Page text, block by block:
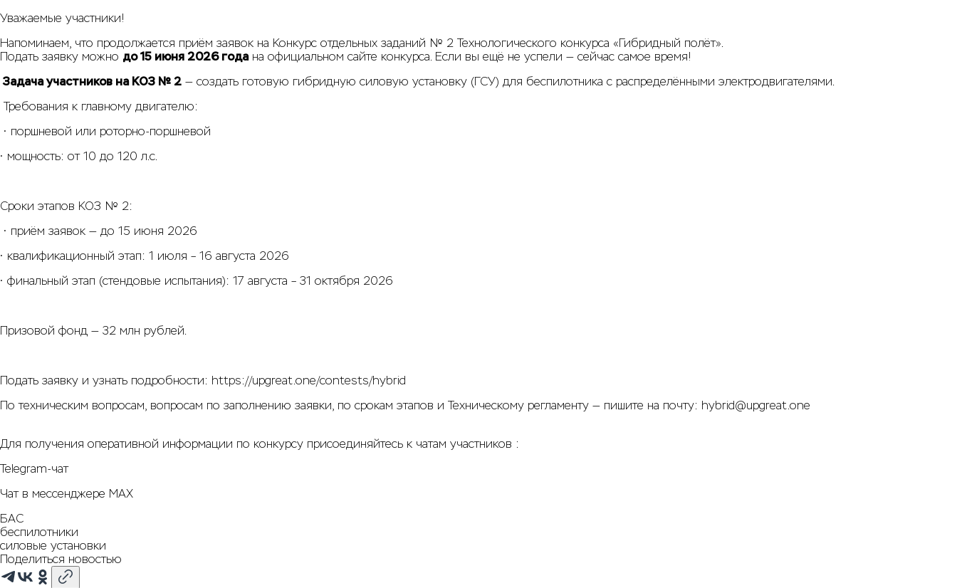
Уважаемые участники!
Напоминаем, что продолжается приём заявок на Конкурс отдельных заданий № 2 Технологического конкурса «Гибридный полёт».
Подать заявку можно до 15 июня 2026 годана официальном сайте конкурса. Если вы ещё не успели — сейчас самое время!
Задача участников на КОЗ № 2 — создать готовую гибридную силовую установку (ГСУ) для беспилотника с распределёнными электродвигателями.
Требования к главному двигателю:
• поршневой или роторно-поршневой
• мощность: от 10 до 120 л.с.
Сроки этапов КОЗ № 2:
• приём заявок — до 15 июня 2026
• квалификационный этап: 1 июля – 16 августа 2026
• финальный этап (стендовые испытания): 17 августа – 31 октября 2026
Призовой фонд — 32 млн рублей.
Подать заявку и узнать подробности: https://upgreat.one/contests/hybrid
По техническим вопросам, вопросам по заполнению заявки, по срокам этапов и Техническому регламенту — пишите на почту: hybrid@upgreat.one
Для получения оперативной информации по конкурсу присоединяйтесь к чатам участников :
Telegram-чат
Чат в мессенджере MAX
БАС
беспилотники
силовые установки
Поделиться новостью